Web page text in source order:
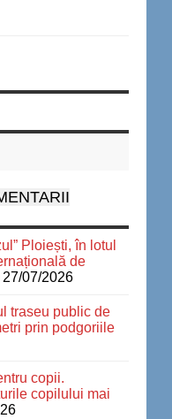
Ploiești, în lotul
de
27/07/2026
traseu public de
prin podgoriile
copii.
copilului mai